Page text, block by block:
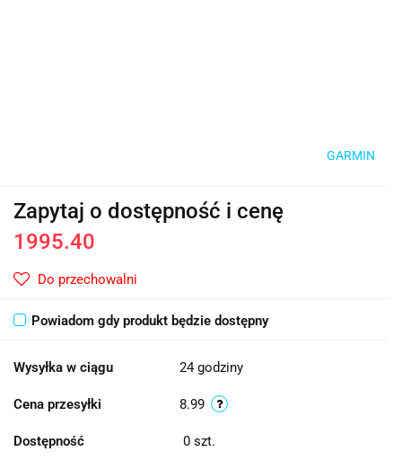
GARMIN
Zapytaj o dostępność i cenę
1995.40
Do przechowalni
Powiadom gdy produkt będzie dostępny
Wysyłka w ciągu 24 godziny
Cena przesyłki 8.99
Dostępność 0 szt.